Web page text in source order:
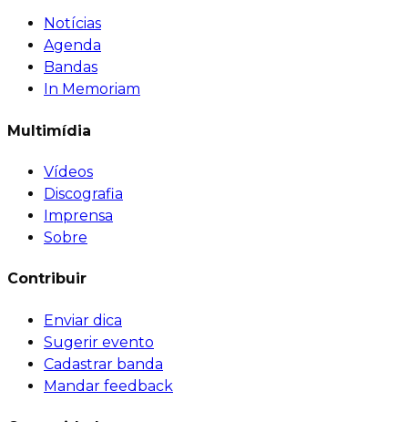
Notícias
Agenda
Bandas
In Memoriam
Multimídia
Vídeos
Discografia
Imprensa
Sobre
Contribuir
Enviar dica
Sugerir evento
Cadastrar banda
Mandar feedback